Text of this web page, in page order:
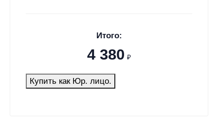
Итого:
4 380 ₽
Купить как Юр. лицо.